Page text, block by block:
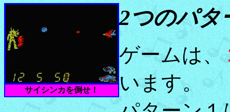
サイシンカを倒せ！
2つのパタ
ゲームは、
います。